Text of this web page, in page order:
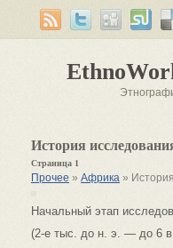
История
Страница 1
Прочее » Африка »
Начальный этап
(2-е тыс. до н. э. — до 6